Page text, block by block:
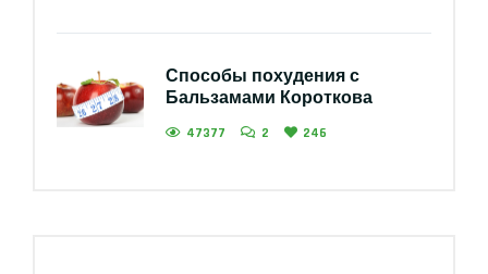
Способы похудения с
Бальзамами Короткова
47377 2 246